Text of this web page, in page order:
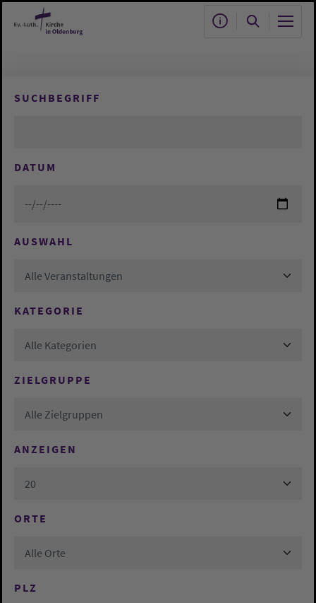
Zum Hauptinhalt springen
SUCHBEGRIFF
DATUM
AUSWAHL
Alle Veranstaltungen
KATEGORIE
Alle Kategorien
ZIELGRUPPE
Alle Zielgruppen
ANZEIGEN
20
ORTE
Alle Orte
PLZ